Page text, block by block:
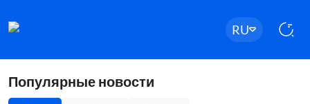
RU
Популярные новости